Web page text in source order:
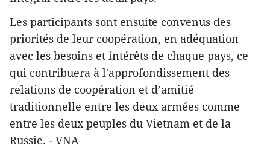
Les participants sont ensuite convenus des
priorités ​de leur coopération, ​en adéquation
avec les besoins et intérêts de chaque pays, ce
qui contribuera à l'approfondissement des ​
relations de coopération et d’amitié
traditionnelle entre les deux armées comme
entre les deux peuples du Vietnam et de la
Russie. - VNA